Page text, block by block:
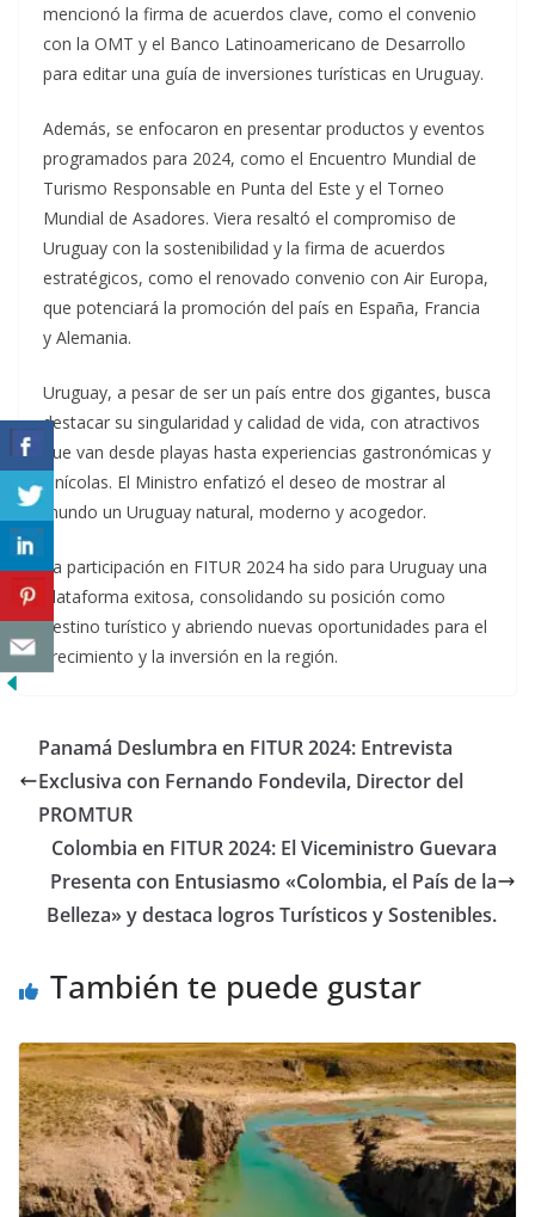
mencionó la firma de acuerdos clave, como el convenio
con la OMT y el Banco Latinoamericano de Desarrollo
para editar una guía de inversiones turísticas en Uruguay.
Además, se enfocaron en presentar productos y eventos
programados para 2024, como el Encuentro Mundial de
Turismo Responsable en Punta del Este y el Torneo
Mundial de Asadores. Viera resaltó el compromiso de
Uruguay con la sostenibilidad y la firma de acuerdos
estratégicos, como el renovado convenio con Air Europa,
que potenciará la promoción del país en España, Francia
y Alemania.
Uruguay, a pesar de ser un país entre dos gigantes, busca
destacar su singularidad y calidad de vida, con atractivos
que van desde playas hasta experiencias gastronómicas y
vinícolas. El Ministro enfatizó el deseo de mostrar al
mundo un Uruguay natural, moderno y acogedor.
La participación en FITUR 2024 ha sido para Uruguay una
plataforma exitosa, consolidando su posición como
destino turístico y abriendo nuevas oportunidades para el
crecimiento y la inversión en la región.
Panamá Deslumbra en FITUR 2024: Entrevista
Exclusiva con Fernando Fondevila, Director del
PROMTUR
Colombia en FITUR 2024: El Viceministro Guevara
Presenta con Entusiasmo «Colombia, el País de la
Belleza» y destaca logros Turísticos y Sostenibles.
También te puede gustar